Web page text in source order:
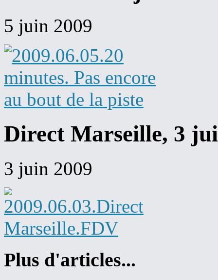
5 juin 2009
Direct Marseille, 3
3 juin 2009
Plus d'articles...